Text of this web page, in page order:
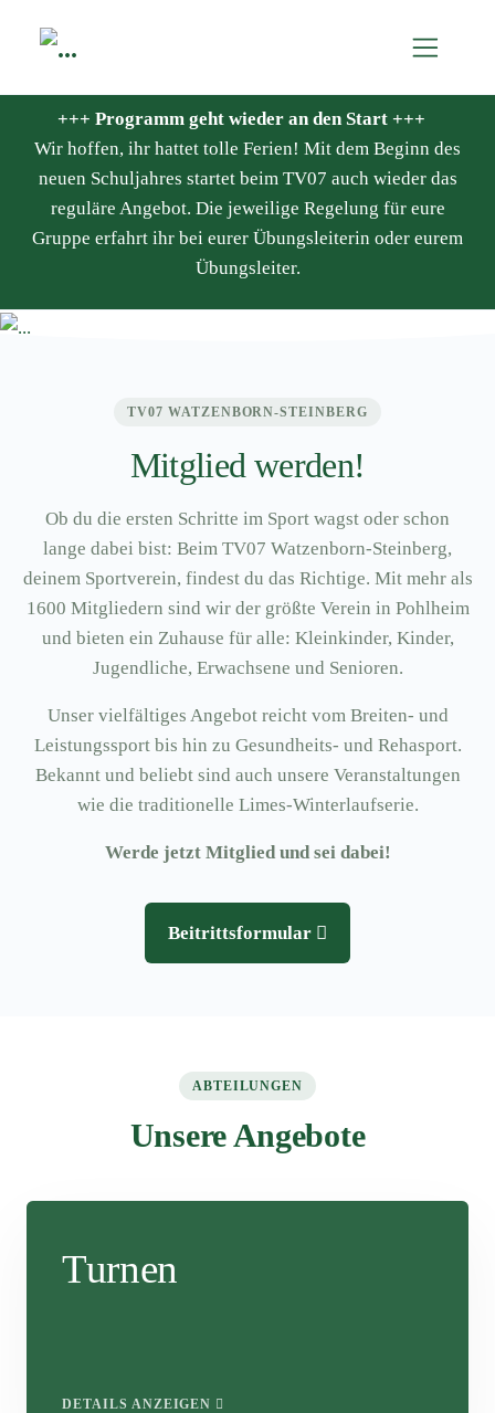
+++ Programm geht wieder an den Start +++
Wir hoffen, ihr hattet tolle Ferien! Mit dem Beginn des
neuen Schuljahres startet beim TV07 auch wieder das
reguläre Angebot. Die jeweilige Regelung für eure
Gruppe erfahrt ihr bei eurer Übungsleiterin oder eurem
Übungsleiter.
TV07 WATZENBORN-STEINBERG
Mitglied werden!
Ob du die ersten Schritte im Sport wagst oder schon
lange dabei bist: Beim TV07 Watzenborn-Steinberg,
deinem Sportverein, findest du das Richtige. Mit mehr als
1600 Mitgliedern sind wir der größte Verein in Pohlheim
und bieten ein Zuhause für alle: Kleinkinder, Kinder,
Jugendliche, Erwachsene und Senioren.
Unser vielfältiges Angebot reicht vom Breiten- und
Leistungssport bis hin zu Gesundheits- und Rehasport.
Bekannt und beliebt sind auch unsere Veranstaltungen
wie die traditionelle Limes-Winterlaufserie.
Werde jetzt Mitglied und sei dabei!
Beitrittsformular
ABTEILUNGEN
Unsere Angebote
Turnen
DETAILS ANZEIGEN